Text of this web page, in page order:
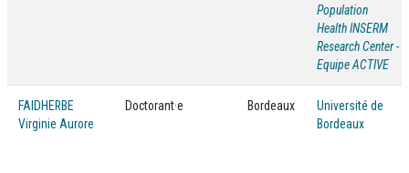
Population
Health INSERM
Research Center -
Equipe ACTIVE
FAIDHERBE
Virginie Aurore
Doctorant·e Bordeaux
Université de
Bordeaux